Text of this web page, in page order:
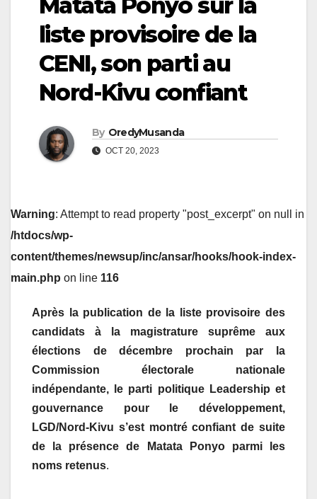
liste provisoire de la
CENI, son parti au
Nord-Kivu confiant
By OredyMusanda
OCT 20, 2023
Warning: Attempt to read property "post_excerpt" on null in
/htdocs/wp-
content/themes/newsup/inc/ansar/hooks/hook-index-
main.php on line 116
Après la publication de la liste provisoire des
candidats à la magistrature suprême aux
élections de décembre prochain par la
Commission électorale nationale
indépendante, le parti politique Leadership et
gouvernance pour le développement,
LGD/Nord-Kivu s’est montré confiant de suite
de la présence de Matata Ponyo parmi les
noms retenus.